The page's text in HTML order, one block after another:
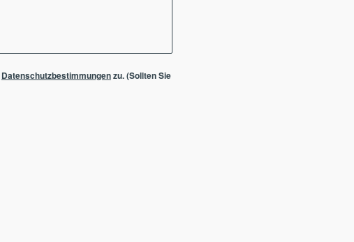
Datenschutzbestimmungenzu. (Sollten Sie